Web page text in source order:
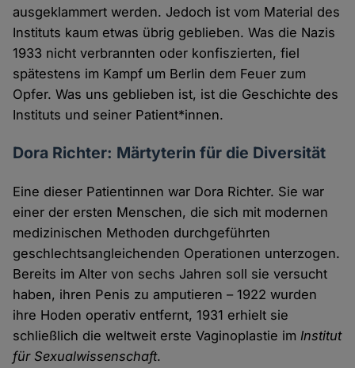
ausgeklammert werden. Jedoch ist vom Material des
Instituts kaum etwas übrig geblieben. Was die Nazis
1933 nicht verbrannten oder konfiszierten, fiel
spätestens im Kampf um Berlin dem Feuer zum
Opfer. Was uns geblieben ist, ist die Geschichte des
Instituts und seiner Patient*innen.
Dora Richter: Märtyterin für die Diversität
Eine dieser Patientinnen war Dora Richter. Sie war
einer der ersten Menschen, die sich mit modernen
medizinischen Methoden durchgeführten
geschlechtsangleichenden Operationen unterzogen.
Bereits im Alter von sechs Jahren soll sie versucht
haben, ihren Penis zu amputieren – 1922 wurden
ihre Hoden operativ entfernt, 1931 erhielt sie
schließlich die weltweit erste Vaginoplastie im Institut
für Sexualwissenschaft.